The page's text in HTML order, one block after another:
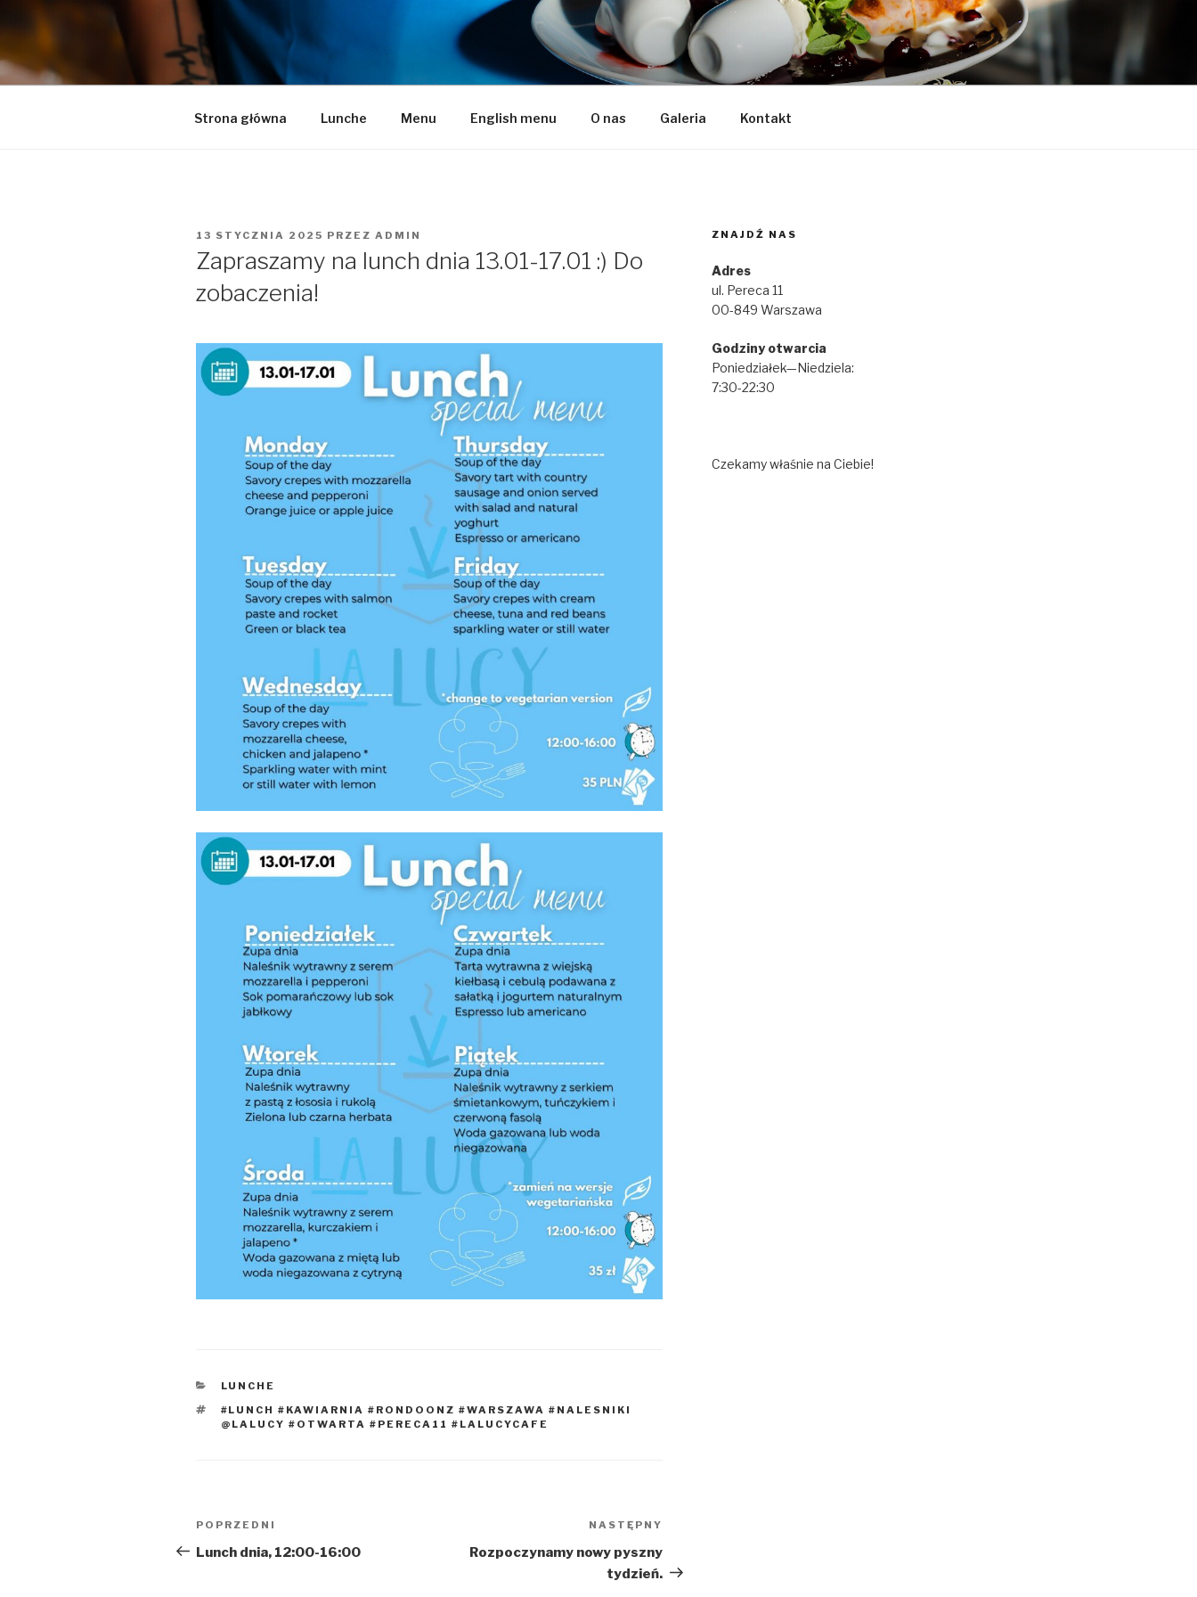
Przeskocz
do
treści
LA LUCY
Zapraszamy na pyszną kawę i naleśniki
Strona główna Lunche Menu English menu O nas Galeria Kontakt
OPUBLIKOWANE
13 STYCZNIA 2025 PRZEZ ADMIN
Zapraszamy na lunch dnia 13.01-17.01 :) Do
zobaczenia!
KATEGORIE
LUNCHE
TAGI
#LUNCH #KAWIARNIA #RONDOONZ #WARSZAWA #NALESNIKI
@LALUCY #OTWARTA #PERECA11 #LALUCYCAFE
Nawigacja
wpisu
Poprzedni
wpis
POPRZEDNI
Lunch dnia, 12:00-16:00
wpis
NASTĘPNY
Rozpoczynamy nowy pyszny
tydzień.
ZNAJDŹ NAS
Adres
ul. Pereca 11
00-849 Warszawa
Godziny otwarcia
Poniedziałek—Niedziela:
7:30-22:30
Czekamy właśnie na Ciebie!